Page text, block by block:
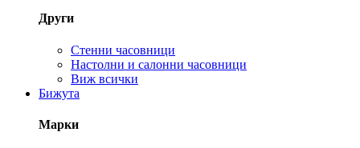
Други
Стенни часовници
Настолни и салонни часовници
Виж всички
Бижута
Марки